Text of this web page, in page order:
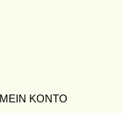
MEIN KONTO